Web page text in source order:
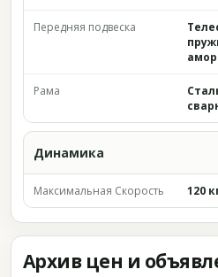
Передняя подвеска
Рама
Динамика
Максимальная Скорость 120
Архив цен и